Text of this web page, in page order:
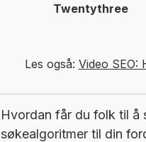
Twentythree
Les også: Video SEO:
Hvordan får du folk til å
søkealgoritmer til din